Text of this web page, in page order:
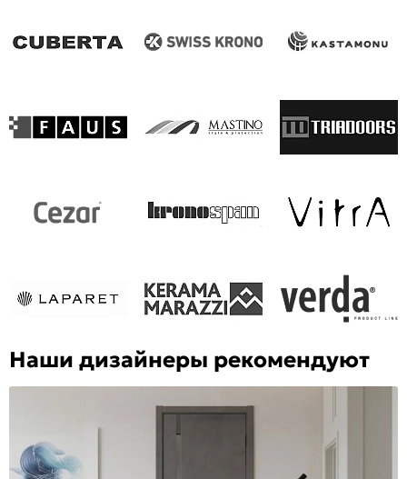
Наши дизайнеры рекомендуют